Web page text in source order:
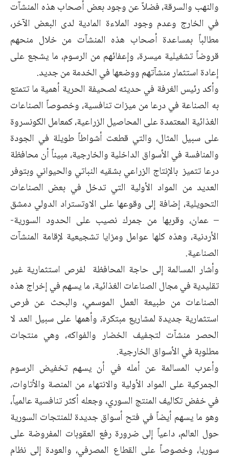
والنهب والسرقة، فضلاً عن وجود بعض أصحاب هذه المنشآت
في الخارج وعدم وجود الملاءة المادية لدى البعض الآخر،
مطالباً بمساعدة أصحاب هذه المنشآت من خلال منحهم
قروضاً تشغيلية ميسرة، وإعفائهم من الرسوم، ما يشجع على
إعادة استثمار منشآتهم ووضعها في الخدمة من جديد.
وأكد رئيس الغرفة في حديثه لصحيفة الحرية أهمية ما تتمتع
به الصناعة في درعا من ميزات تنافسية، وخصوصاً الصناعات
الغذائية المعتمدة على المحاصيل الزراعية، كمعامل الكونسروة
على سبيل المثال، والتي قطعت أشواطاً طويلة في الجودة
والمنافسة في الأسواق الداخلية والخارجية، مبيناً أن محافظة
درعا تتميز بالإنتاج الزراعي بشقيه النباتي والحيواني وبتوفر
العديد من المواد الأولية التي تدخل في بعض الصناعات
التحويلية، إضافة إلى وقوعها على الاوتستراد الدولي دمشق
– عمان، وقربها من جمرك نصيب على الحدود السورية-
الأردنية، وهذه كلها عوامل ومزايا تشجيعية لإقامة المنشآت
الصناعية.
وأشار المسالمة إلى حاجة المحافظة لفرص استثمارية غير
تقليدية في مجال الصناعات الغذائية، ما يسهم في إخراج هذه
الصناعات من طبيعة العمل الموسمي، والبحث عن فرص
استثمارية جديدة لمشاريع مبتكرة، وأهمها على سبيل العد لا
الحصر منشآت لتجفيف الخضار والفواكه، وهي منتجات
مطلوبة في الأسواق الخارجية.
وأعرب المسالمة عن أمله في أن يسهم تخفيض الرسوم
الجمركية على المواد الأولية والانتهاء من المنصة والأتاوات،
في خفض تكاليف المنتج السوري، وجعله أكثر تنافسية عالمياً،
وهو ما يسهم أيضاً في فتح أسواق جديدة للمنتجات السورية
حول العالم، داعياً إلى ضرورة رفع العقوبات المفروضة على
سوريا، وخصوصاً على القطاع المصرفي، والعودة إلى نظام